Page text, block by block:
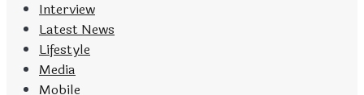
Interview
Latest News
Lifestyle
Media
Mobile